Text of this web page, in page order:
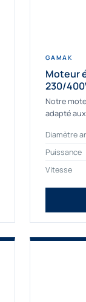
GAMAK
Moteur
230/
Notre
adapté
Diamètre
Puissance
Vitesse